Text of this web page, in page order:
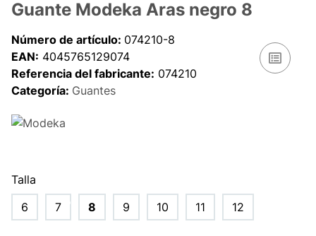
Guante Modeka Aras negro 8
Número de artículo: 074210-8
EAN: 4045765129074
Referencia del fabricante: 074210
Categoría: Guantes
Talla
6
7 8 9 10 11 12